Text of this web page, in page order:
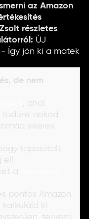
az Amazon
részletes
ÚJ
- Így jön ki a matek
de nem
, ahol
tudunk neked
sikeres
tapasztalt
a
pontos Amazon
ki
tervezd